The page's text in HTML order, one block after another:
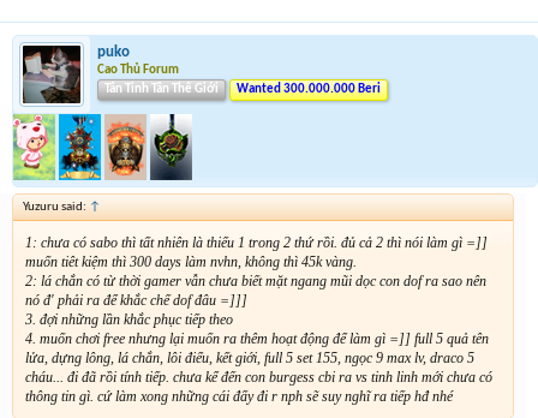
puko
Cao Thủ Forum
Tân Tinh Tân Thế Giới
Wanted 300.000.000 Beri
Yuzuru said: ↑
1: chưa có sabo thì tất nhiên là thiếu 1 trong 2 thứ rồi. đủ cả 2 thì nói làm gì =]]
muốn tiêt kiệm thì 300 days làm nvhn, không thì 45k vàng.
2: lá chắn có từ thời gamer vẫn chưa biết mặt ngang mũi dọc con dof ra sao nên
nó đ' phải ra để khắc chế dof đâu =]]]
3. đợi những lần khắc phục tiếp theo
4. muốn chơi free nhưng lại muốn ra thêm hoạt động để làm gì =]] full 5 quả tên
lửa, dựng lông, lá chắn, lôi điểu, kết giới, full 5 set 155, ngọc 9 max lv, draco 5
cháu... đi đã rồi tính tiếp. chưa kể đến con burgess cbi ra vs tinh linh mới chưa có
thông tin gì. cứ làm xong những cái đấy đi r nph sẽ suy nghĩ ra tiếp hđ nhé